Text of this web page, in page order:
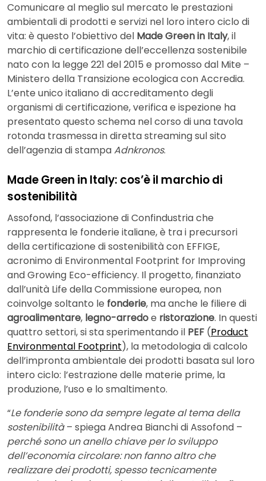
Comunicare al meglio sul mercato le prestazioni
ambientali di prodotti e servizi nel loro intero ciclo di
vita: è questo l’obiettivo del Made Green in Italy, il
marchio di certificazione dell’eccellenza sostenibile
nato con la legge 221 del 2015 e promosso dal Mite –
Ministero della Transizione ecologica con Accredia.
L’ente unico italiano di accreditamento degli
organismi di certificazione, verifica e ispezione ha
presentato questo schema nel corso di una tavola
rotonda trasmessa in diretta streaming sul sito
dell’agenzia di stampaAdnkronos.
Made Green in Italy: cos’è il marchio di
sostenibilità
Assofond, l’associazione di Confindustria che
rappresenta le fonderie italiane, è tra i precursori
della certificazione di sostenibilità con EFFIGE,
acronimo di Environmental Footprint for Improving
and Growing Eco-efficiency. Il progetto, finanziato
dall’unità Life della Commissione europea, non
coinvolge soltanto le fonderie, ma anche le filiere di
agroalimentare, legno-arredoe ristorazione. In questi
quattro settori, si sta sperimentando il PEF (Product
Environmental Footprint), la metodologia di calcolo
dell’impronta ambientale dei prodotti basata sul loro
intero ciclo: l’estrazione delle materie prime, la
produzione, l’uso e lo smaltimento.
“Le fonderie sono da sempre legate al tema della
sostenibilità– spiega Andrea Bianchi di Assofond –
perché sono un anello chiave per lo sviluppo
dell’economia circolare: non fanno altro che
realizzare dei prodotti, spesso tecnicamente